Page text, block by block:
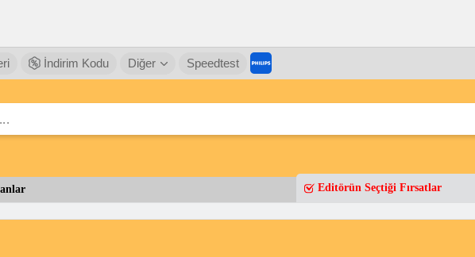
İndirim Kodu Diğer Speedtest
Editörün Seçtiği Fırsatlar